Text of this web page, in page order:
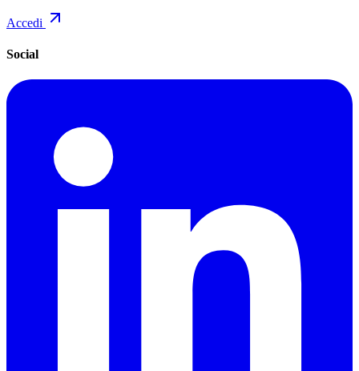
Accedi
Social